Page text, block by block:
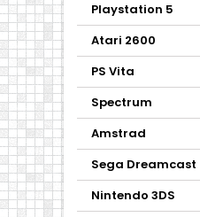
Playstation 5
Atari 2600
PS Vita
Spectrum
Amstrad
Sega Dreamcast
Nintendo 3DS